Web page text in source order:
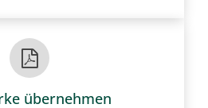
übernehmen